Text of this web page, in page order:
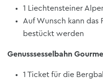
1 Liechtensteiner
Auf Wunsch kann das
bestückt werden
Genusssesselbahn
1 Ticket für die